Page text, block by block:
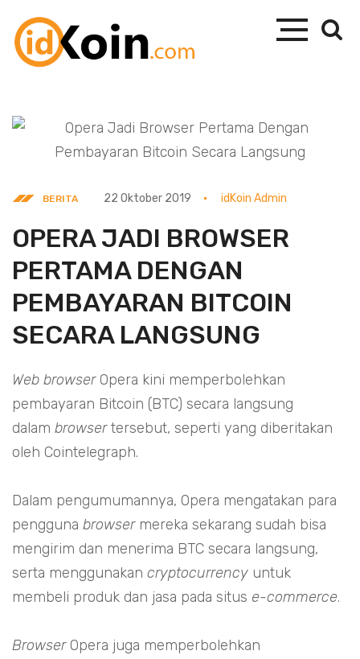
BERITA 22 Oktober 2019 idKoin Admin
OPERA JADI BROWSER
PERTAMA DENGAN
PEMBAYARAN BITCOIN
SECARA LANGSUNG
Web browserOpera kini memperbolehkan
pembayaran Bitcoin (BTC) secara langsung
dalam browsertersebut, seperti yang diberitakan
oleh Cointelegraph.
Dalam pengumumannya, Opera mengatakan para
pengguna browsermereka sekarang sudah bisa
mengirim dan menerima BTC secara langsung,
serta menggunakan cryptocurrency untuk
membeli produk dan jasa pada situs e-commerce.
BrowserOpera juga memperbolehkan